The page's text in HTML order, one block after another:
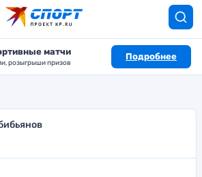
матчи
розыгрыши призов
Подробнее